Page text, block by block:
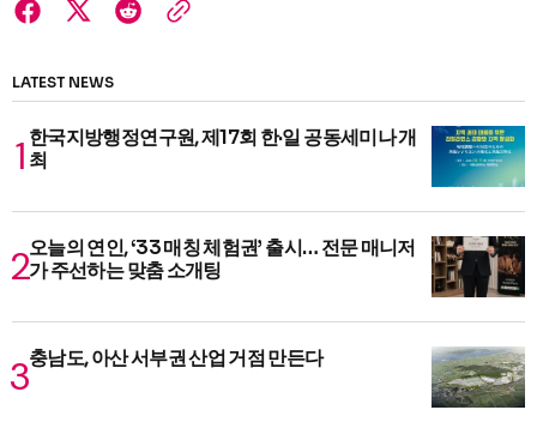
LATEST NEWS
한국지방행정연구원, 제17회 한·일 공동세미나 개
최
오늘의 연인, ‘33 매칭 체험권’ 출시… 전문 매니저
가 주선하는 맞춤 소개팅
충남도, 아산 서부권 산업 거점 만든다